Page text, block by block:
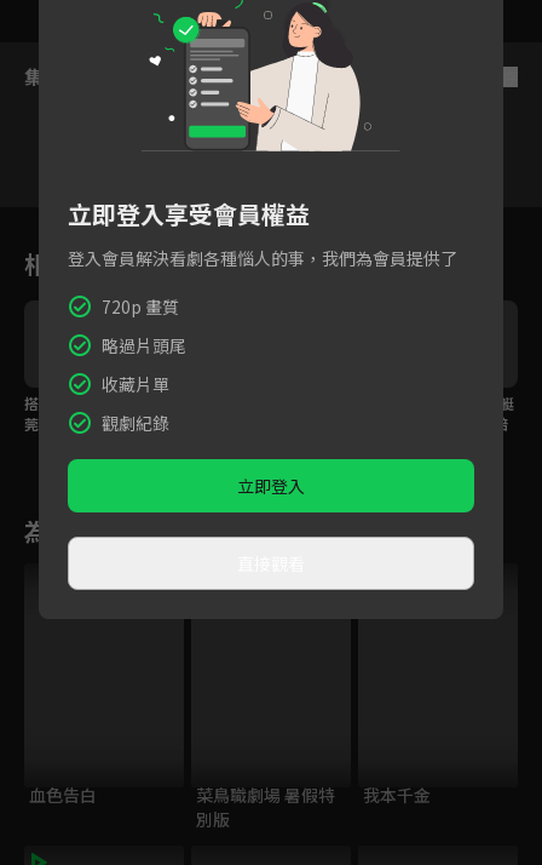
集數列表
2 3
相關花絮
搭訕櫃檯美國小哥，曾
莞婷被小鮮肉猜只有24
EP01預告｜搭私人遊艇
看煙火秀！鮮肉男星陪
為您推薦
血色告白
菜鳥職劇場 暑假特
別版
我本千金
立即登入享受會員權益
登入會員解決看劇各種惱人的事，我們為會員提供了
720p 畫質
略過片頭尾
收藏片單
觀劇紀錄
立即登入